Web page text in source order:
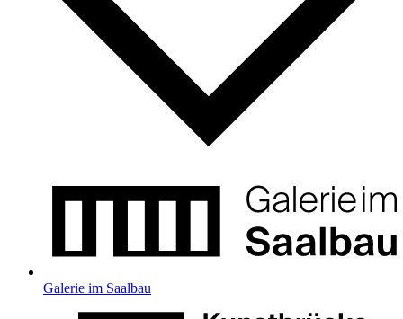
Galerie im Saalbau